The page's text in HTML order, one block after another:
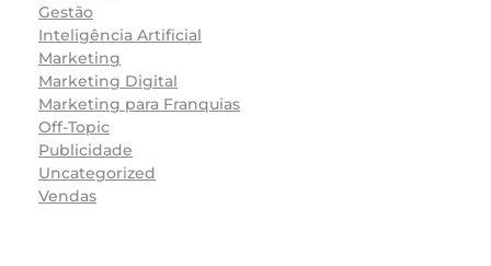
Gestão
Inteligência Artificial
Marketing
Marketing Digital
Marketing para Franquias
Off-Topic
Publicidade
Uncategorized
Vendas